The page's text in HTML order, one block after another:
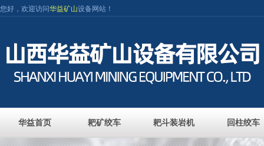
您好，欢迎访问华益矿山设备网站！
华益首页 耙矿绞车 耙斗装岩机 回柱绞车